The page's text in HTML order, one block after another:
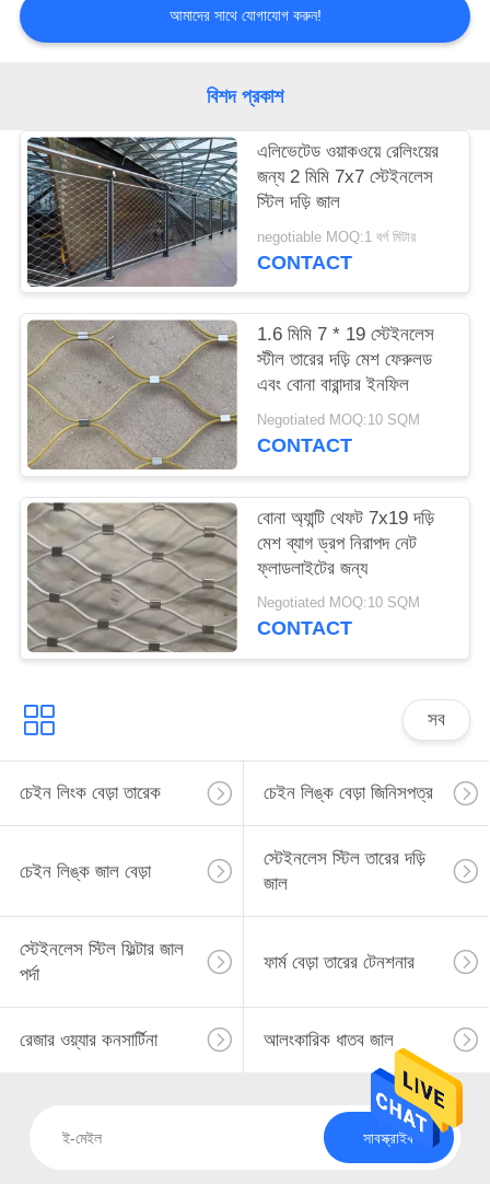
সাইট
PRIVACY
POLICY
আমাদের সাথে যোগাযোগ করুন!
বিশদ প্রকাশ
এলিভেটেড ওয়াকওয়ে রেলিংয়ের
জন্য 2 মিমি 7x7 স্টেইনলেস
স্টিল দড়ি জাল
negotiable MOQ:1 বর্গ মিটার
CONTACT
1.6 মিমি 7 * 19 স্টেইনলেস
স্টীল তারের দড়ি মেশ ফেরুলড
এবং বোনা বারান্দার ইনফিল
Negotiated MOQ:10 SQM
CONTACT
বোনা অ্যান্টি থেফট 7x19 দড়ি
মেশ ব্যাগ ড্রপ নিরাপদ নেট
ফ্লাডলাইটের জন্য
Negotiated MOQ:10 SQM
CONTACT
সব
চেইন লিংক বেড়া তারেক চেইন লিঙ্ক বেড়া জিনিসপত্র
চেইন লিঙ্ক জাল বেড়া
স্টেইনলেস স্টিল তারের দড়ি
জাল
স্টেইনলেস স্টিল ফিল্টার জাল
পর্দা
ফার্ম বেড়া তারের টেনশনার
রেজার ওয়্যার কনসার্টিনা আলংকারিক ধাতব জাল
সাবস্ক্রাইব